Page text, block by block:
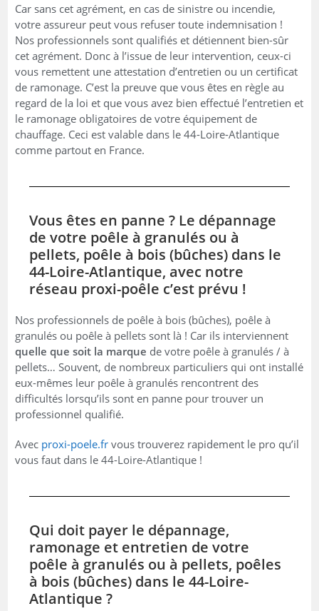
Car sans cet agrément, en cas de sinistre ou incendie,
votre assureur peut vous refuser toute indemnisation !
Nos professionnels sont qualifiés et détiennent bien-sûr
cet agrément. Donc à l’issue de leur intervention, ceux-ci
vous remettent une attestation d’entretien ou un certificat
de ramonage. C’est la preuve que vous êtes en règle au
regard de la loi et que vous avez bien effectué l’entretien et
le ramonage obligatoires de votre équipement de
chauffage. Ceci est valable dans le 44-Loire-Atlantique
comme partout en France.
Vous êtes en panne ? Le dépannage
de votre poêle à granulés ou à
pellets, poêle à bois (bûches) dans le
44-Loire-Atlantique, avec notre
réseau proxi-poêle c’est prévu !
Nos professionnels de poêle à bois (bûches), poêle à
granulés ou poêle à pellets sont là ! Car ils interviennent
quelle que soit la marque de votre poêle à granulés / à
pellets… Souvent, de nombreux particuliers qui ont installé
eux-mêmes leur poêle à granulés rencontrent des
difficultés lorsqu’ils sont en panne pour trouver un
professionnel qualifié.
Avec proxi-poele.fr vous trouverez rapidement le pro qu’il
vous faut dans le 44-Loire-Atlantique !
Qui doit payer le dépannage,
ramonage et entretien de votre
poêle à granulés ou à pellets, poêles
à bois (bûches) dans le 44-Loire-
Atlantique ?